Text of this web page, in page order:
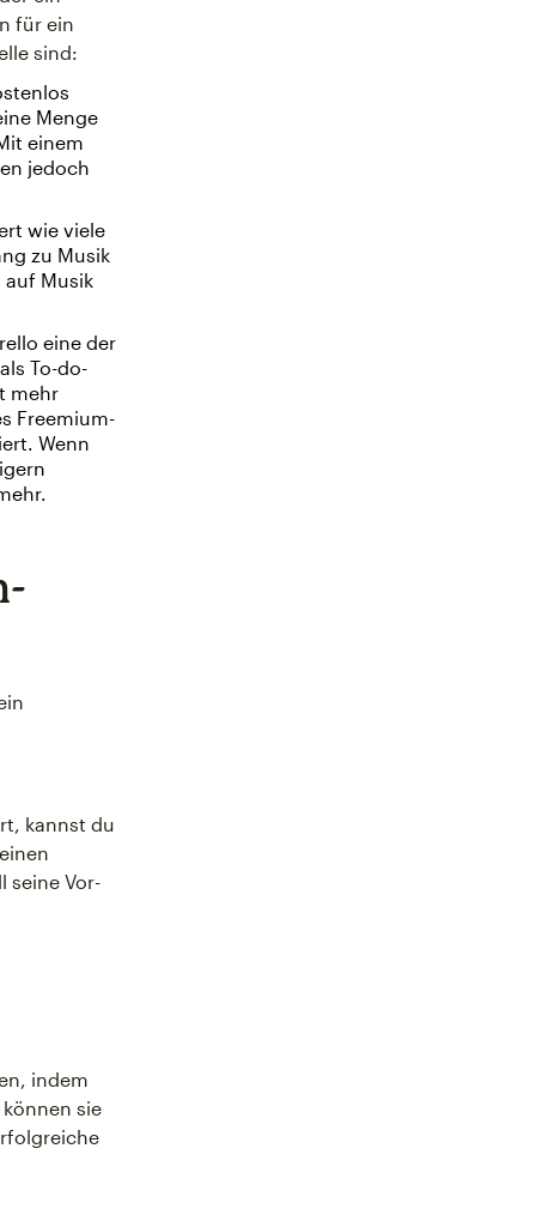
für ein
sind:
Menge
einem
jedoch
wie viele
zu Musik
Musik
eine der
To-do-
mehr
Freemium-
Wenn
kannst du
seine Vor-
indem
sie